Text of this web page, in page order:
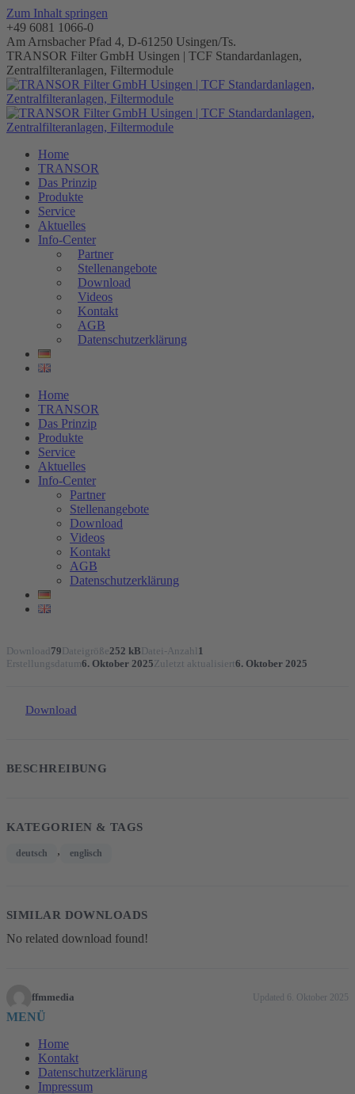
Zum Inhalt springen
+49 6081 1066-0
Am Arnsbacher Pfad 4, D-61250 Usingen/Ts.
TRANSOR Filter GmbH Usingen | TCF Standardanlagen,
Zentralfilteranlagen, Filtermodule
Home
TRANSOR
Das Prinzip
Produkte
Service
Aktuelles
Info-Center
Partner
Stellenangebote
Download
Videos
Kontakt
AGB
Datenschutzerklärung
Home
TRANSOR
Das Prinzip
Produkte
Service
Aktuelles
Info-Center
Partner
Stellenangebote
Download
Videos
Kontakt
AGB
Datenschutzerklärung
Download79Dateigröße252 kBDatei-Anzahl 1
Erstellungsdatum6. Oktober 2025Zuletzt aktualisiert6. Oktober 2025
Download
BESCHREIBUNG
KATEGORIEN & TAGS
deutsch , englisch
SIMILAR DOWNLOADS
No related download found!
ffmmedia Updated 6. Oktober 2025
MENÜ
Home
Kontakt
Datenschutzerklärung
Impressum